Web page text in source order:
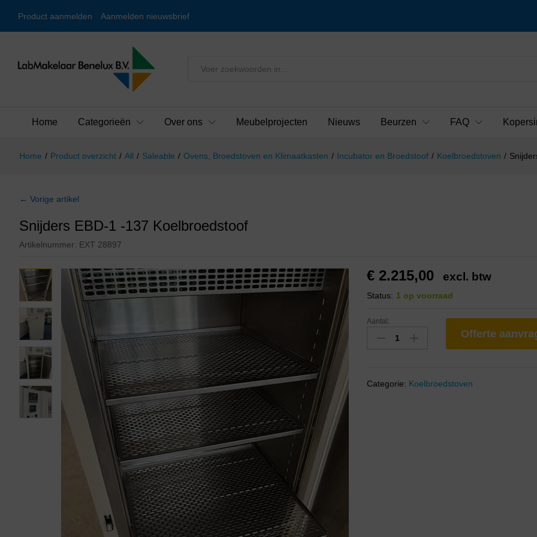
Product aanmelden Aanmelden nieuwsbrief
Alles
Home Categorieën Over ons Meubelprojecten Nieuws Beurzen FAQ
Home / Product overzicht / All / Saleable / Ovens, Broedstoven en Klimaatkasten / Incubator en Broedstoof / Koelbroedstoven /
← Vorige artikel
Snijders EBD-1 -137 Koelbroedstoof
Artikelnummer: EXT 28897
€ 2.215,00 excl. btw
Status: 1 op voorraad
Aantal:
Offerte
Categorie: Koelbroedstoven